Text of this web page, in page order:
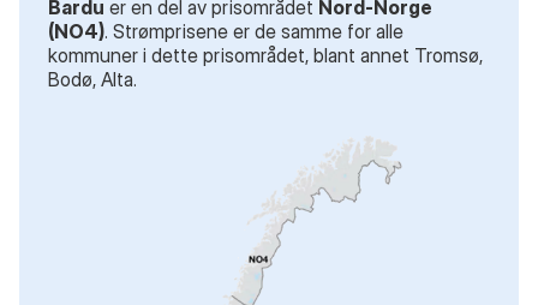
Bardu er en del av prisområdet Nord-Norge
(NO4). Strømprisene er de samme for alle
kommuner i dette prisområdet, blant annet Tromsø,
Bodø, Alta.